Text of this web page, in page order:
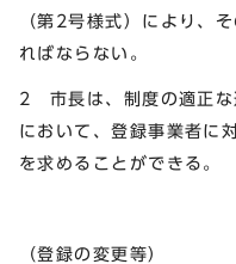
（第2号様式）により、
ればならない。
2 市長は、制度の適正な
において、登録事業者に
を求めることができる。
（登録の変更等）